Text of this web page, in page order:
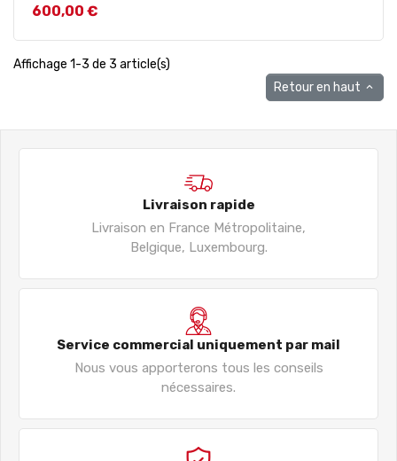
Prix
600,00 €
Affichage 1-3 de 3 article(s)
Retour en haut 
Livraison rapide
Livraison en France Métropolitaine,
Belgique, Luxembourg.
Service commercial uniquement par mail
Nous vous apporterons tous les conseils
nécessaires.